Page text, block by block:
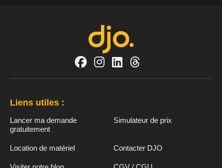
Liens utiles :
Lancer ma demande
gratuitement
Simulateur de prix
Location de matériel Contacter DJO